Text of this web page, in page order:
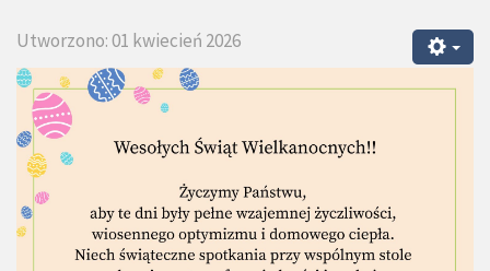
Utworzono: 01 kwiecień 2026